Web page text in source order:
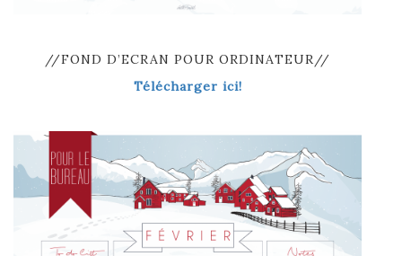
//FOND D’ECRAN POUR ORDINATEUR//
Télécharger ici!